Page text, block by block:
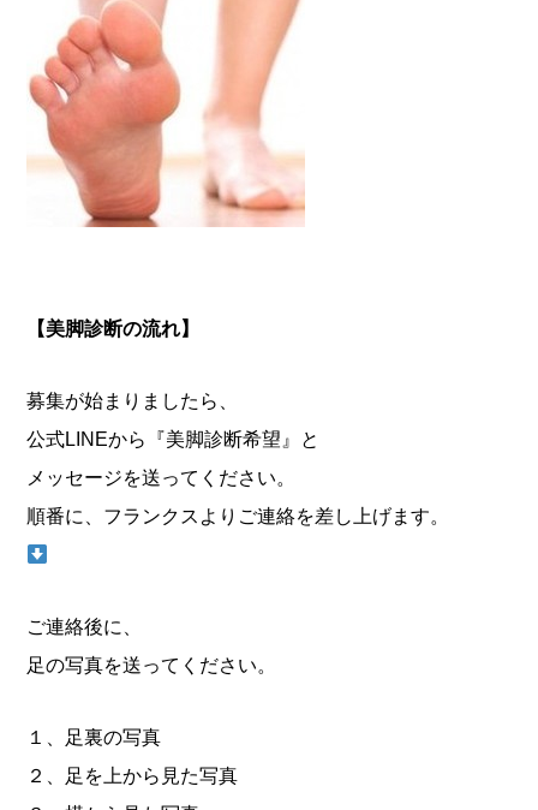
【美脚診断の流れ】
募集が始まりましたら、
公式LINEから『美脚診断希望』と
メッセージを送ってください。
順番に、フランクスよりご連絡を差し上げます。
ご連絡後に、
足の写真を送ってください。
１、足裏の写真
２、足を上から見た写真